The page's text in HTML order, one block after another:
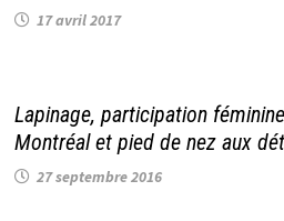
17 avril 2017
Lapinage, participation
Montréal et pied de nez aux
27 septembre 2016